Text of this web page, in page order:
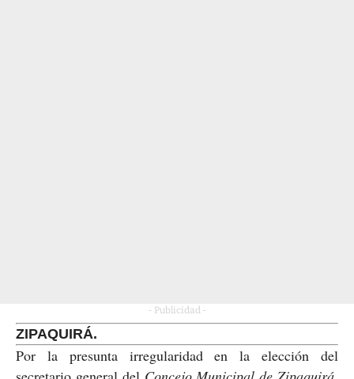
- Publicidad -
ZIPAQUIRÁ.
Por la presunta irregularidad en la elección del